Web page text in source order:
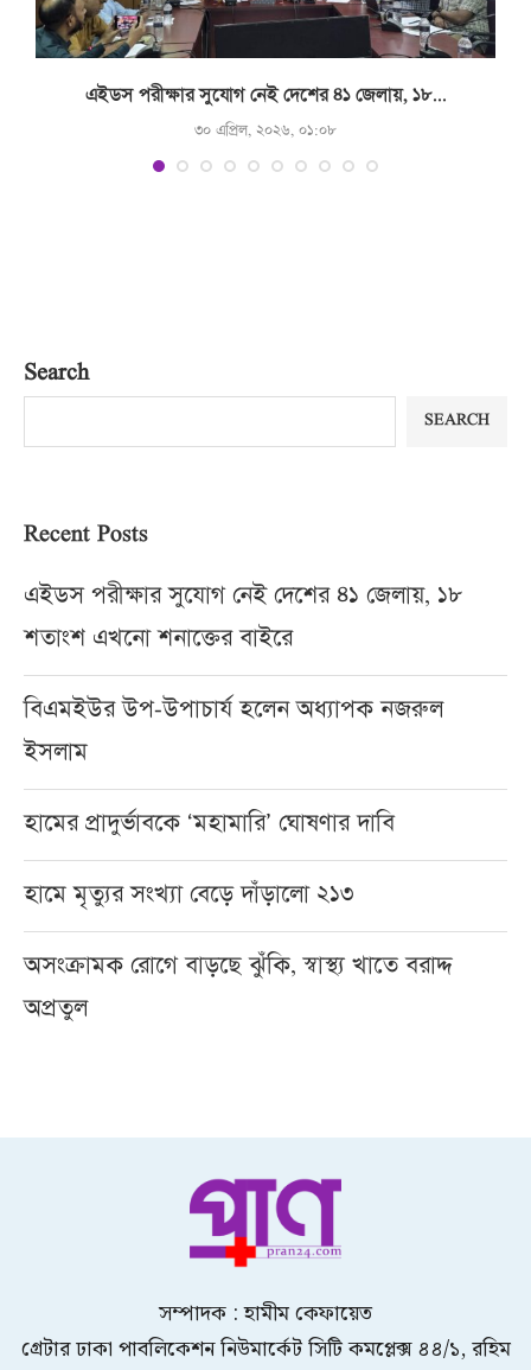
এইডস পরীক্ষার সুযোগ নেই দেশের ৪১ জেলায়, ১৮...
৩০ এপ্রিল, ২০২৬, ০১:০৮
Search
SEARCH
Recent Posts
এইডস পরীক্ষার সুযোগ নেই দেশের ৪১ জেলায়, ১৮
শতাংশ এখনো শনাক্তের বাইরে
বিএমইউর উপ-উপাচার্য হলেন অধ্যাপক নজরুল
ইসলাম
হামের প্রাদুর্ভাবকে ‘মহামারি’ ঘোষণার দাবি
হামে মৃত্যুর সংখ্যা বেড়ে দাঁড়ালো ২১৩
অসংক্রামক রোগে বাড়ছে ঝুঁকি, স্বাস্থ্য খাতে বরাদ্দ
অপ্রতুল
সম্পাদক : হামীম কেফায়েত
গ্রেটার ঢাকা পাবলিকেশন নিউমার্কেট সিটি কমপ্লেক্স ৪৪/১, রহিম